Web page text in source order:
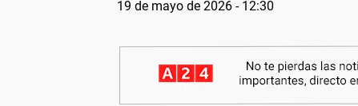
19 de mayo de 2026 - 12:30